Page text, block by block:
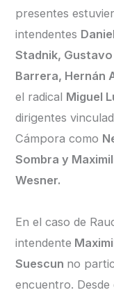
presentes
intendentes Daniel
Stadnik, Gustavo
Barrera, Hernán
el radical Miguel
dirigentes
Cámpora como
Sombra y
Wesner.
En el caso de
intendente
Suescun no
encuentro. Desde